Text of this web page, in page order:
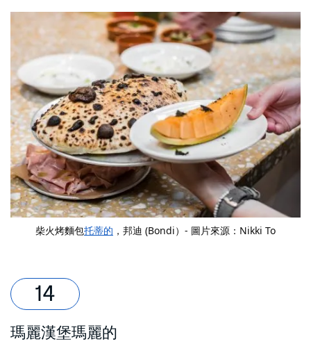
柴火烤麵包托蒂的 ，邦迪 (Bondi）- 圖片來源：Nikki To
瑪麗漢堡瑪麗的